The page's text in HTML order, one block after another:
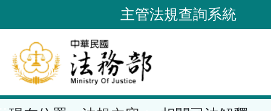
到
要
內
容
主管法規查詢系統